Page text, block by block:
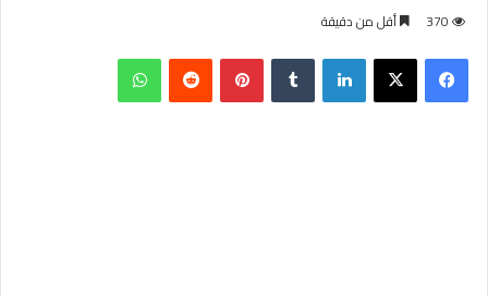
370
أقل من دقيقة
فيسبوك‫X لينكدإن بينتيريست واتساب